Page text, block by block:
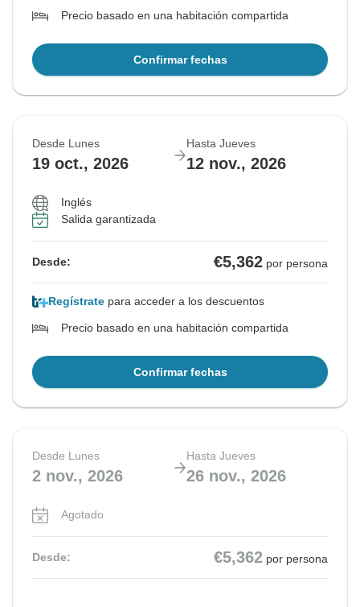
Precio basado en una habitación compartida
Confirmar fechas
Desde Lunes
19 oct., 2026
Hasta Jueves
12 nov., 2026
Inglés
Salida garantizada
Desde: €5,362 por persona
Regístrate para acceder a los descuentos
Precio basado en una habitación compartida
Confirmar fechas
Desde Lunes
2 nov., 2026
Hasta Jueves
26 nov., 2026
Agotado
Desde: €5,362 por persona